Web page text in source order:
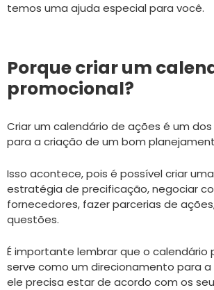
temos uma ajuda especial para você.
Porque criar um
promocional?
Criar um calendário de ações é um
para a criação de um bom
Isso acontece, pois é possível criar
estratégia de precificação, negociar
fornecedores, fazer parcerias de
questões.
É importante lembrar que o calendário
serve como um direcionamento para a
ele precisa estar de acordo com os